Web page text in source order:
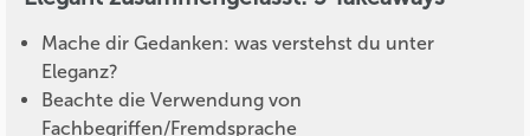
Mache dir Gedanken: was verstehst du unter
Eleganz?
Beachte die Verwendung von
Fachbegriffen/Fremdsprache